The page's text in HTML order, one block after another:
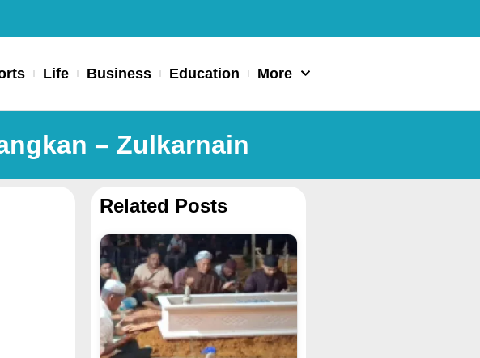
Life Business Education More
– Zulkarnain
Related Posts